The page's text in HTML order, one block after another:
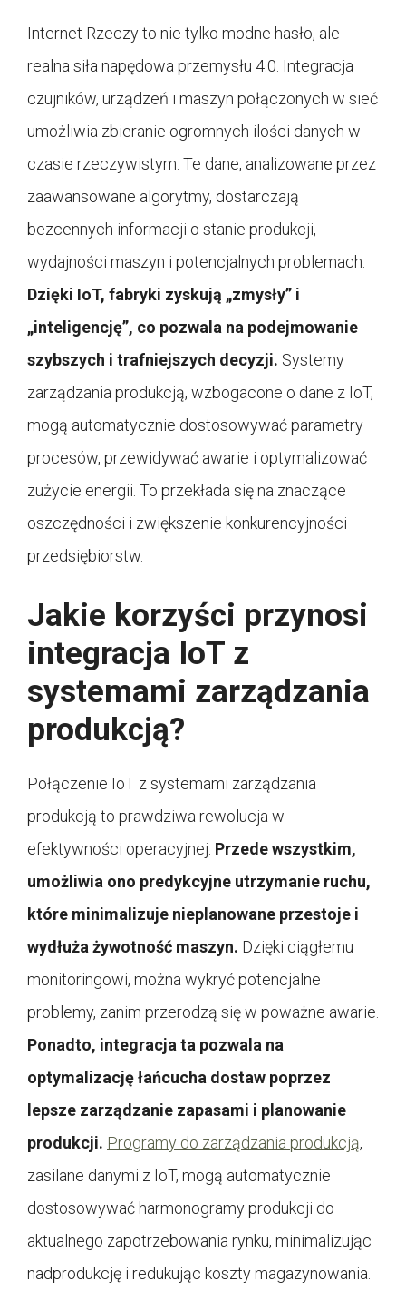
Internet Rzeczy to nie tylko modne hasło, ale
realna siła napędowa przemysłu 4.0. Integracja
czujników, urządzeń i maszyn połączonych w sieć
umożliwia zbieranie ogromnych ilości danych w
czasie rzeczywistym. Te dane, analizowane przez
zaawansowane algorytmy, dostarczają
bezcennych informacji o stanie produkcji,
wydajności maszyn i potencjalnych problemach.
Dzięki IoT, fabryki zyskują „zmysły” i
„inteligencję”, co pozwala na podejmowanie
szybszych i trafniejszych decyzji. Systemy
zarządzania produkcją, wzbogacone o dane z IoT,
mogą automatycznie dostosowywać parametry
procesów, przewidywać awarie i optymalizować
zużycie energii. To przekłada się na znaczące
oszczędności i zwiększenie konkurencyjności
przedsiębiorstw.
Jakie korzyści przynosi
integracja IoT z
systemami zarządzania
produkcją?
Połączenie IoT z systemami zarządzania
produkcją to prawdziwa rewolucja w
efektywności operacyjnej. Przede wszystkim,
umożliwia ono predykcyjne utrzymanie ruchu,
które minimalizuje nieplanowane przestoje i
wydłuża żywotność maszyn. Dzięki ciągłemu
monitoringowi, można wykryć potencjalne
problemy, zanim przerodzą się w poważne awarie.
Ponadto, integracja ta pozwala na
optymalizację łańcucha dostaw poprzez
lepsze zarządzanie zapasami i planowanie
produkcji. Programy do zarządzania produkcją,
zasilane danymi z IoT, mogą automatycznie
dostosowywać harmonogramy produkcji do
aktualnego zapotrzebowania rynku, minimalizując
nadprodukcję i redukując koszty magazynowania.